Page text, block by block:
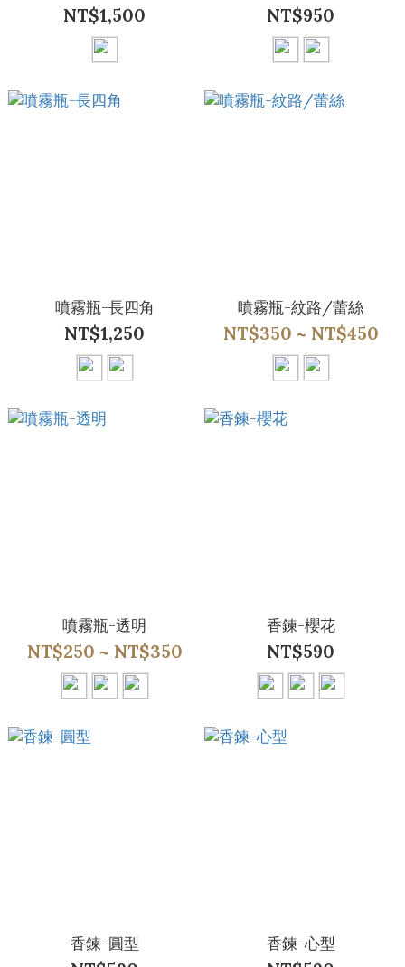
NT$1,500 NT$950
噴霧瓶-長四角
NT$1,250
噴霧瓶-紋路/蕾絲
NT$350 ~ NT$450
噴霧瓶-透明
NT$250 ~ NT$350
香鍊-櫻花
NT$590
香鍊-圓型 香鍊-心型